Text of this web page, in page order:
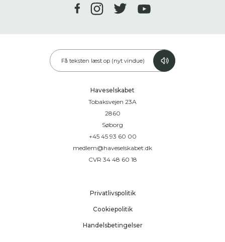
Få teksten læst op (nyt vindue)
Haveselskabet
Tobaksvejen 23A
2860
Søborg
+45 45 93 60 00
medlem@haveselskabet.dk
CVR 34 48 60 18
Privatlivspolitik
Cookiepolitik
Handelsbetingelser